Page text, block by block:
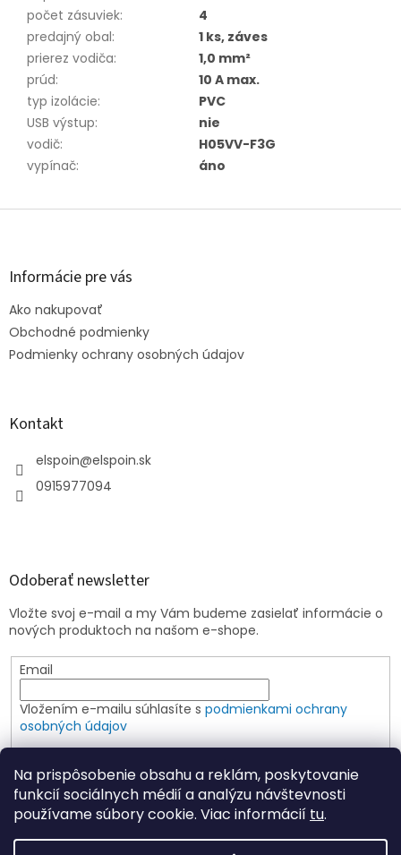
Na prispôsobenie obsahu a reklám, poskytovanie
funkcií sociálnych médií a analýzu návštevnosti
používame súbory cookie. Viac informácií tu.
počet zásuviek:
4
predajný obal:
1 ks, záves
prierez vodiča:
1,0 mm²
prúd:
10 A max.
typ izolácie:
PVC
USB výstup:
nie
vodič:
H05VV-F3G
vypínač: áno
Z
Informácie pre vás
Ako nakupovať
Obchodné podmienky
Podmienky ochrany osobných údajov
Kontakt
elspoin@elspoin.sk
0915977094
Odoberať newsletter
Vložte svoj e-mail a my Vám budeme zasielať informácie o
nových produktoch na našom e-shope.
Email
Vložením e-mailu súhlasíte s podmienkami ochrany
osobných údajov
PRIHLÁSIŤ SA